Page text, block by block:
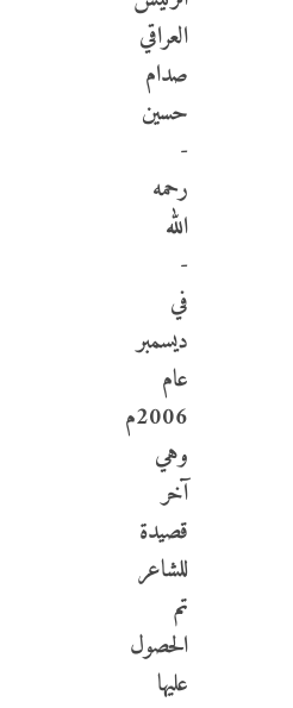
العراقي
صدام
حسين
-
رحمه
الله
-
في
ديسمبر
عام
2006م
وهي
آخر
قصيدة
للشاعر
تم
الحصول
عليها